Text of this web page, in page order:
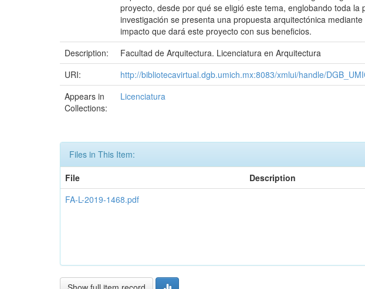
proyecto, desde por qué se eligió este tema, englobando toda
investigación se presenta una propuesta arquitectónica
impacto que dará este proyecto con sus beneficios.
Description:
Facultad de Arquitectura. Licenciatura en Arquitectura
URI:
http://bibliotecavirtual.dgb.umich.mx:8083/xmlui/handle/
Appears in
Collections:
Licenciatura
Files in This Item:
File
Description
FA-L-2019-1468.pdf